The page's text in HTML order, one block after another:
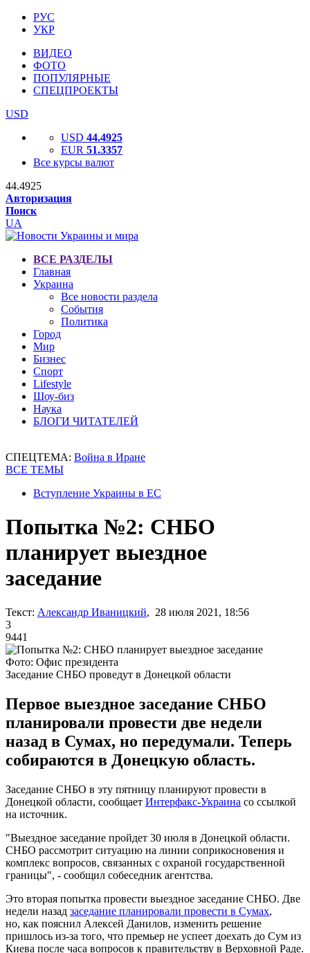
РУС
УКР
ВИДЕО
ФОТО
ПОПУЛЯРНЫЕ
СПЕЦПРОЕКТЫ
USD
USD 44.4925
EUR 51.3357
Все курсы валют
44.4925
Авторизация
Поиск
UA
ВСЕ РАЗДЕЛЫ
Главная
Украина
Все новости раздела
События
Политика
Город
Мир
Бизнес
Спорт
Lifestyle
Шоу-биз
Наука
БЛОГИ ЧИТАТЕЛЕЙ
СПЕЦТЕМА: Война в Иране
ВСЕ ТЕМЫ
Вступление Украины в ЕС
Попытка №2: СНБО
планирует выездное
заседание
Текст: Александр Иваницкий, 28 июля 2021, 18:56
3
9441
Фото: Офис президента
Заседание СНБО проведут в Донецкой области
Первое выездное заседание СНБО
планировали провести две недели
назад в Сумах, но передумали. Теперь
собираются в Донецкую область.
Заседание СНБО в эту пятницу планируют провести в
Донецкой области, сообщает Интерфакс-Украина со ссылкой
на источник.
"Выездное заседание пройдет 30 июля в Донецкой области.
СНБО рассмотрит ситуацию на линии соприкосновения и
комплекс вопросов, связанных с охраной государственной
границы", - сообщил собеседник агентства.
Это вторая попытка провести выездное заседание СНБО. Две
недели назад заседание планировали провести в Сумах,
но, как пояснил Алексей Данилов, изменить решение
пришлось из-за того, что премьер не успеет доехать до Сум из
Киева после часа вопросов к правительству в Верховной Раде.